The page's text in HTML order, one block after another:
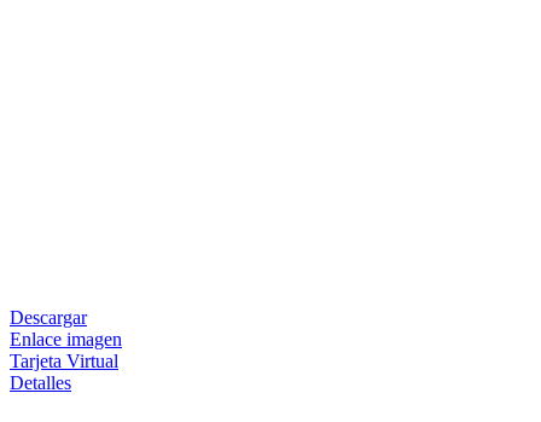
Descargar
Enlace imagen
Tarjeta Virtual
Detalles